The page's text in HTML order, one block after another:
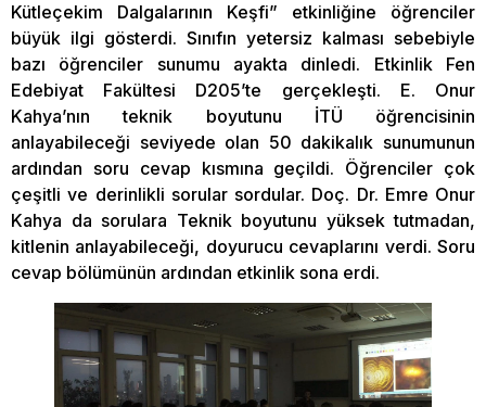
Kütleçekim Dalgalarının Keşfi” etkinliğine öğrenciler
büyük ilgi gösterdi. Sınıfın yetersiz kalması sebebiyle
bazı öğrenciler sunumu ayakta dinledi. Etkinlik Fen
Edebiyat Fakültesi D205’te gerçekleşti. E. Onur
Kahya’nın teknik boyutunu İTÜ öğrencisinin
anlayabileceği seviyede olan 50 dakikalık sunumunun
ardından soru cevap kısmına geçildi. Öğrenciler çok
çeşitli ve derinlikli sorular sordular. Doç. Dr. Emre Onur
Kahya da sorulara Teknik boyutunu yüksek tutmadan,
kitlenin anlayabileceği, doyurucu cevaplarını verdi. Soru
cevap bölümünün ardından etkinlik sona erdi.